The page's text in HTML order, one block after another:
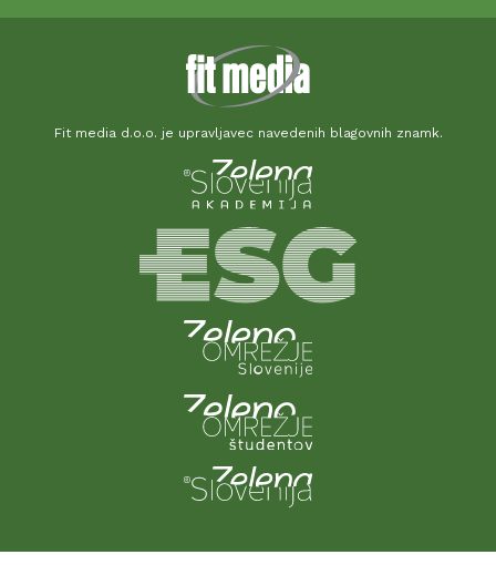
Fit media d.o.o. je upravljavec navedenih blagovnih znamk.